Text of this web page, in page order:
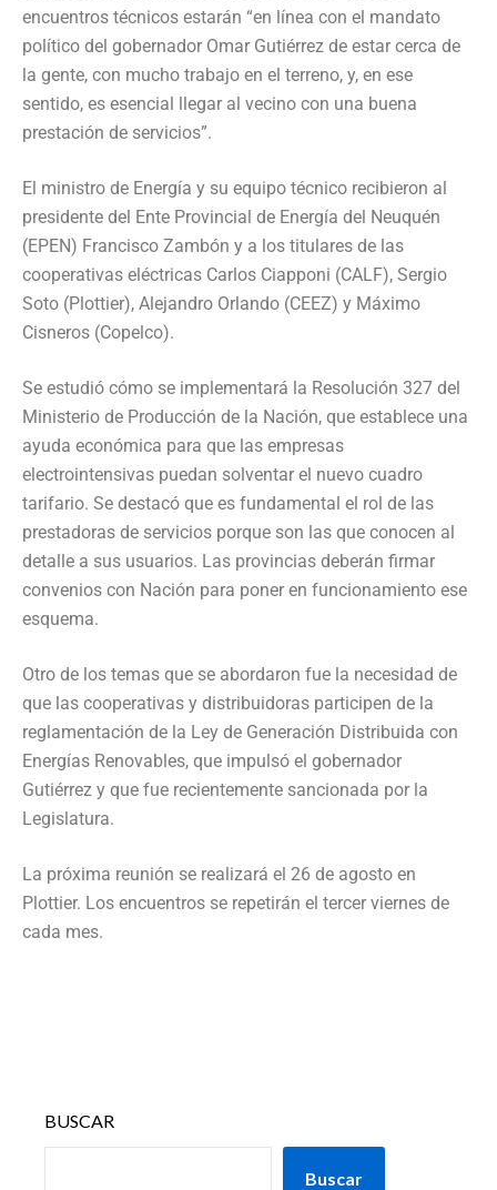
encuentros técnicos estarán “en línea con el mandato
político del gobernador Omar Gutiérrez de estar cerca de
la gente, con mucho trabajo en el terreno, y, en ese
sentido, es esencial llegar al vecino con una buena
prestación de servicios”.
El ministro de Energía y su equipo técnico recibieron al
presidente del Ente Provincial de Energía del Neuquén
(EPEN) Francisco Zambón y a los titulares de las
cooperativas eléctricas Carlos Ciapponi (CALF), Sergio
Soto (Plottier), Alejandro Orlando (CEEZ) y Máximo
Cisneros (Copelco).
Se estudió cómo se implementará la Resolución 327 del
Ministerio de Producción de la Nación, que establece una
ayuda económica para que las empresas
electrointensivas puedan solventar el nuevo cuadro
tarifario. Se destacó que es fundamental el rol de las
prestadoras de servicios porque son las que conocen al
detalle a sus usuarios. Las provincias deberán firmar
convenios con Nación para poner en funcionamiento ese
esquema.
Otro de los temas que se abordaron fue la necesidad de
que las cooperativas y distribuidoras participen de la
reglamentación de la Ley de Generación Distribuida con
Energías Renovables, que impulsó el gobernador
Gutiérrez y que fue recientemente sancionada por la
Legislatura.
La próxima reunión se realizará el 26 de agosto en
Plottier. Los encuentros se repetirán el tercer viernes de
cada mes.
BUSCAR
Buscar